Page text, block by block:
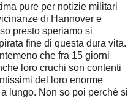
pure per notizie militari
di Hannover e
presto speriamo si
fine di questa dura vita.
che fra 15 giorni
loro cruchi son contenti
del loro enorme
lungo. Non so poi perché si